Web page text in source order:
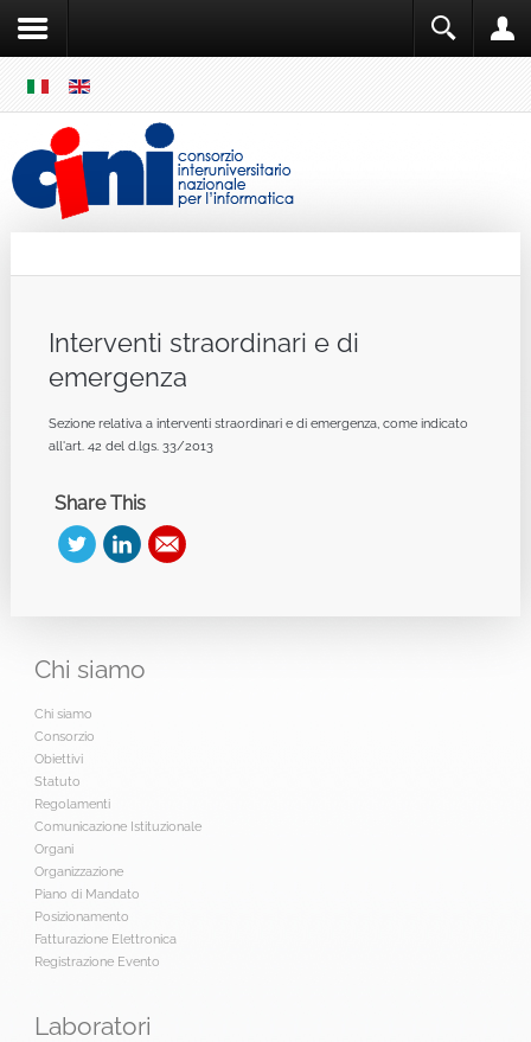
MENU
Interventi straordinari e di
emergenza
Sezione relativa a interventi straordinari e di emergenza, come indicato
all'art. 42 del d.lgs. 33/2013
Share This
Chi siamo
Chi siamo
Consorzio
Obiettivi
Statuto
Regolamenti
Comunicazione Istituzionale
Organi
Organizzazione
Piano di Mandato
Posizionamento
Fatturazione Elettronica
Registrazione Evento
Laboratori